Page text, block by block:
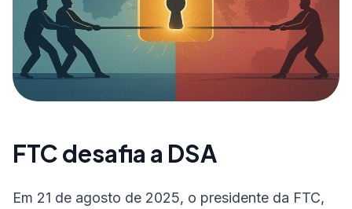
FTC desafia a DSA
Em 21 de agosto de 2025, o presidente da FTC,